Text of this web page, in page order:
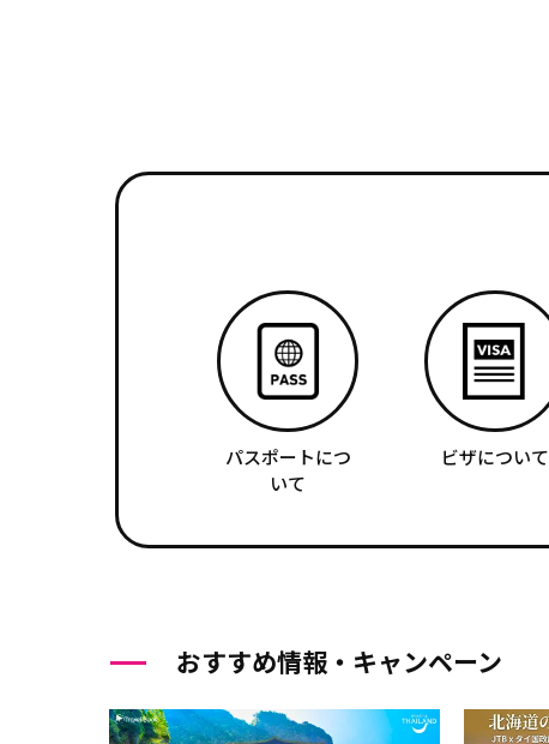
パスポートにつ
いて
ビザについて
おすすめ情報・キャンペーン